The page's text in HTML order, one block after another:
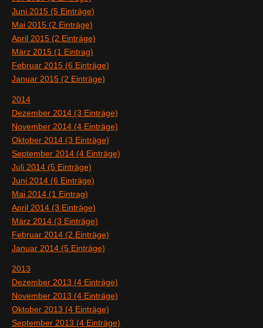
Juni 2015 (5 Einträge)
Mai 2015 (2 Einträge)
April 2015 (2 Einträge)
März 2015 (1 Eintrag)
Februar 2015 (6 Einträge)
Januar 2015 (2 Einträge)
2014
Dezember 2014 (3 Einträge)
November 2014 (4 Einträge)
Oktober 2014 (3 Einträge)
September 2014 (4 Einträge)
Juli 2014 (5 Einträge)
Juni 2014 (6 Einträge)
Mai 2014 (1 Eintrag)
April 2014 (3 Einträge)
März 2014 (3 Einträge)
Februar 2014 (2 Einträge)
Januar 2014 (5 Einträge)
2013
Dezember 2013 (4 Einträge)
November 2013 (4 Einträge)
Oktober 2013 (4 Einträge)
September 2013 (4 Einträge)